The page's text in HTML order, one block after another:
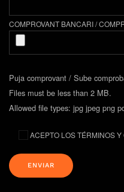
COMPROVANT BANCARI /
Puja comprovant / Sube
Files must be less than 2 MB.
Allowed file types: jpg jpeg png
ACEPTO LOS TÉRMINOS